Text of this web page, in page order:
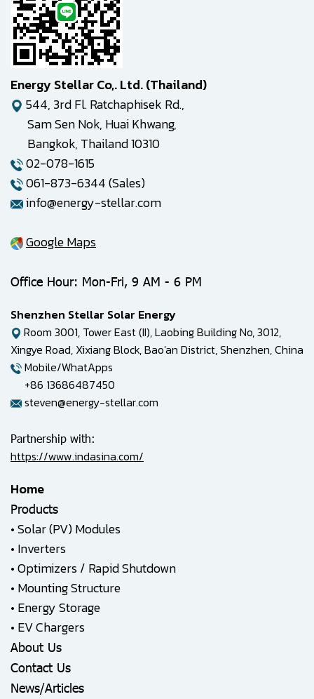
Energy Stellar Co,. Ltd. (Thailand)
544, 3rd Fl. Ratchaphisek Rd.,
Sam Sen Nok, Huai Khwang,
Bangkok, Thailand 10310
02-078-1615
061-873-6344 (Sales)
info@energy-stellar.com
Google Maps
Office Hour: Mon-Fri, 9 AM - 6 PM
Shenzhen Stellar Solar Energy
Room 3001, Tower East (II), Laobing Building No, 3012,
Xingye Road, Xixiang Block, Bao'an District, Shenzhen, China
Mobile/WhatApps
+86 13686487450
steven@energy-stellar.com
Partnership with:
https://www.indasina.com/
Home
Products
•Solar (PV) Modules
• Inverters
•Optimizers / Rapid Shutdown
• Mounting Structure
• Energy Storage
• EV Chargers
About Us
Contact Us
News/Articles